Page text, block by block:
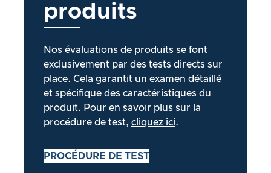
produits
Nos évaluations de produits se font
exclusivement par des tests directs sur
place. Cela garantit un examen détaillé
et spécifique des caractéristiques du
produit. Pour en savoir plus sur la
procédure de test, cliquez ici.
PROCÉDURE DE TEST